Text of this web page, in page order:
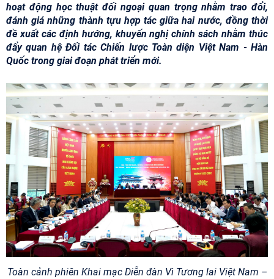
hoạt động học thuật đối ngoại quan trọng nhằm trao đổi,
đánh giá những thành tựu hợp tác giữa hai nước, đồng thời
đề xuất các định hướng, khuyến nghị chính sách nhằm thúc
đẩy quan hệ Đối tác Chiến lược Toàn diện Việt Nam - Hàn
Quốc trong giai đoạn phát triển mới.
Toàn cảnh phiên Khai mạc Diễn đàn Vì Tương lai Việt Nam –